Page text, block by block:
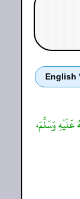
عَلَيْهِ وَسَلَّمَ،